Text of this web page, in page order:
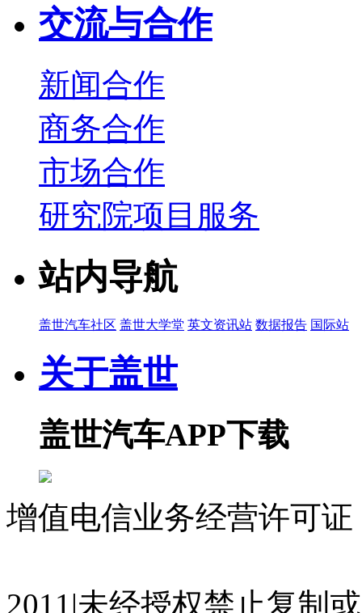
交流与合作
新闻合作
商务合作
市场合作
研究院项目服务
站内导航
盖世汽车社区 盖世大学堂 英文资讯站 数据报告 国际站
关于盖世
盖世汽车APP下载
增值电信业务经营许可
2011|未经授权禁止复制